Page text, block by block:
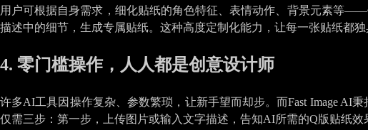
用户可根据自身需求，细化贴纸的角色特征、表情动作、背景元素等
描述中的细节，生成专属贴纸。这种高度定制化能力，让每一张贴纸都独
4. 零门槛操作，人人都是创意设计师
许多AI工具因操作复杂、参数繁琐，让新手望而却步。而Fast Image AI
仅需三步：第一步，上传图片或输入文字描述，告知AI所需的Q版贴纸